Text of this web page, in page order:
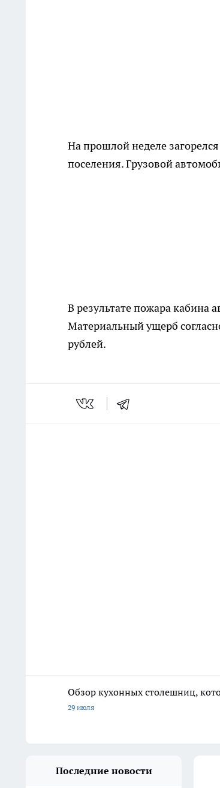
На прошлой неделе
поселения. Грузовой
В результате пожара кабина
Материальный ущерб
рублей.
Обзор кухонных столешниц,
29 июля
Последние новости